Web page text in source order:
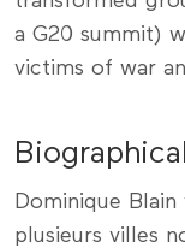
a G20 summit)
victims of war
Dominique
plusieurs villes